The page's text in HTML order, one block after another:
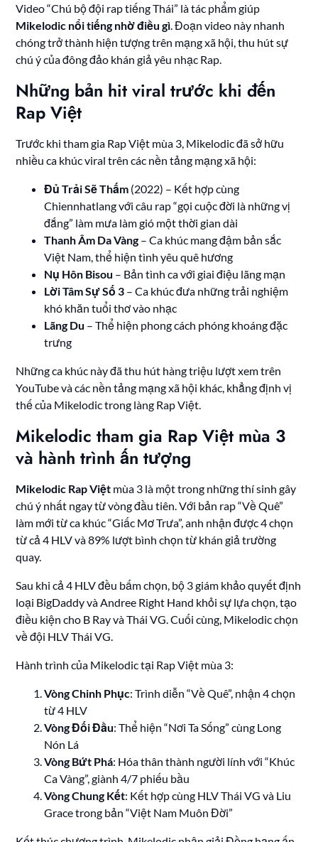
Video “Chú bộ đội rap tiếng Thái” là tác phẩm giúp
Mikelodic nổi tiếng nhờ điều gì . Đoạn video này nhanh
chóng trở thành hiện tượng trên mạng xã hội, thu hút sự
chú ý của đông đảo khán giả yêu nhạc Rap.
Những bản hit viral trước khi đến
Rap Việt
Trước khi tham gia Rap Việt mùa 3, Mikelodic đã sở hữu
nhiều ca khúc viral trên các nền tảng mạng xã hội:
Đủ Trải Sẽ Thấm (2022) – Kết hợp cùng
Chiennhatlang với câu rap “gọi cuộc đời là những vị
đắng” làm mưa làm gió một thời gian dài
Thanh Âm Da Vàng – Ca khúc mang đậm bản sắc
Việt Nam, thể hiện tình yêu quê hương
Nụ Hôn Bisou – Bản tình ca với giai điệu lãng mạn
Lời Tâm Sự Số 3 – Ca khúc đưa những trải nghiệm
khó khăn tuổi thơ vào nhạc
Lãng Du – Thể hiện phong cách phóng khoáng đặc
trưng
Những ca khúc này đã thu hút hàng triệu lượt xem trên
YouTube và các nền tảng mạng xã hội khác, khẳng định vị
thế của Mikelodic trong làng Rap Việt.
Mikelodic tham gia Rap Việt mùa 3
và hành trình ấn tượng
Mikelodic Rap Việt mùa 3 là một trong những thí sinh gây
chú ý nhất ngay từ vòng đầu tiên. Với bản rap “Về Quê”
làm mới từ ca khúc “Giấc Mơ Trưa”, anh nhận được 4 chọn
từ cả 4 HLV và 89% lượt bình chọn từ khán giả trường
quay.
Sau khi cả 4 HLV đều bấm chọn, bộ 3 giám khảo quyết định
loại BigDaddy và Andree Right Hand khỏi sự lựa chọn, tạo
điều kiện cho B Ray và Thái VG. Cuối cùng, Mikelodic chọn
về đội HLV Thái VG.
Hành trình của Mikelodic tại Rap Việt mùa 3:
Vòng Chinh Phục: Trình diễn “Về Quê”, nhận 4 chọn
từ 4 HLV
Vòng Đối Đầu: Thể hiện “Nơi Ta Sống” cùng Long
Nón Lá
Vòng Bứt Phá: Hóa thân thành người lính với “Khúc
Ca Vàng”, giành 4/7 phiếu bầu
Vòng Chung Kết: Kết hợp cùng HLV Thái VG và Liu
Grace trong bản “Việt Nam Muôn Đời”